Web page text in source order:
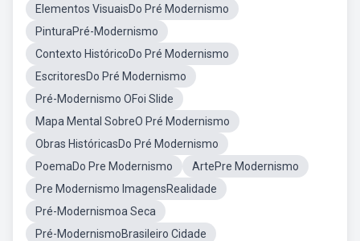
Elementos VisuaisDo Pré Modernismo
PinturaPré-Modernismo
Contexto HistóricoDo Pré Modernismo
EscritoresDo Pré Modernismo
Pré-Modernismo OFoi Slide
Mapa Mental SobreO Pré Modernismo
Obras HistóricasDo Pré Modernismo
PoemaDo Pre Modernismo
ArtePre Modernismo
Pre Modernismo ImagensRealidade
Pré-Modernismoa Seca
Pré-ModernismoBrasileiro Cidade